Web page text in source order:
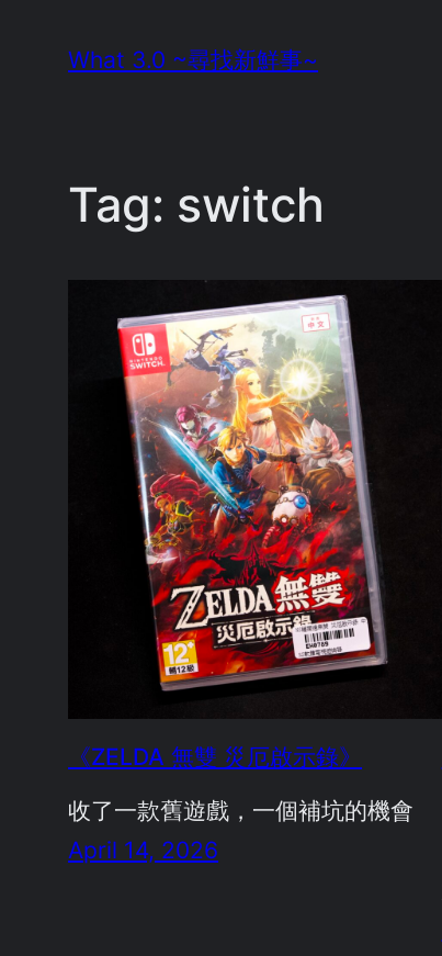
What 3.0 ~尋找新鮮事~
Tag: switch
《ZELDA 無雙 災厄啟示錄》
收了一款舊遊戲，一個補坑的機會
April 14, 2026